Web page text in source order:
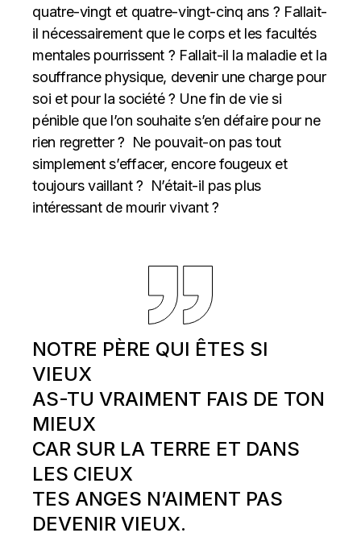
quatre-vingt et quatre-vingt-cinq ans ? Fallait-
il nécessairement que le corps et les facultés
mentales pourrissent ? Fallait-il la maladie et la
souffrance physique, devenir une charge pour
soi et pour la société ? Une fin de vie si
pénible que l’on souhaite s’en défaire pour ne
rien regretter ? Ne pouvait-on pas tout
simplement s’effacer, encore fougeux et
toujours vaillant ? N’était-il pas plus
intéressant de mourir vivant ?
NOTRE PÈRE QUI ÊTES SI
VIEUX
AS-TU VRAIMENT FAIS DE TON
MIEUX
CAR SUR LA TERRE ET DANS
LES CIEUX
TES ANGES N’AIMENT PAS
DEVENIR VIEUX.